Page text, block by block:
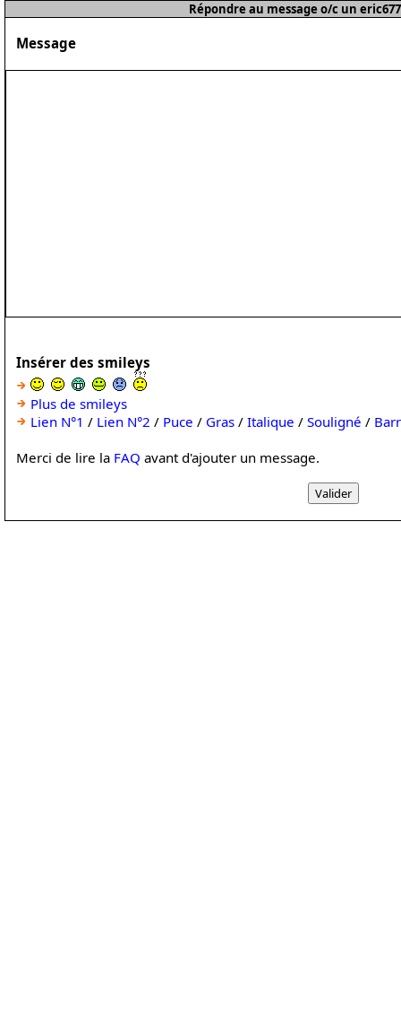
Répondre au message o/c un
Message
Insérer des smileys
Plus de smileys
Lien N°1 / Lien N°2 / Puce / Gras / Italique / Souligné /
Merci de lire la FAQ avant d'ajouter un message.